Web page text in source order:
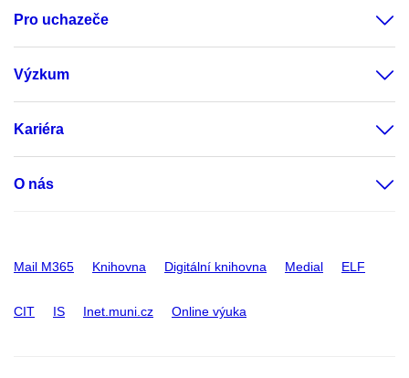
Pro uchazeče
Výzkum
Kariéra
O nás
Mail M365 Knihovna Digitální knihovna Medial ELF
CIT IS Inet.muni.cz Online výuka